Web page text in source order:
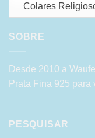
Colares
SOBRE
Desde 2010 a
Prata Fina 925 para
PESQUISAR